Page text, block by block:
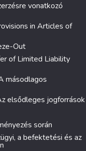
vonatkozó
in Articles of
Out
of Limited Liability
másodlagos
elsődleges jogforrások
során
a befektetési és az